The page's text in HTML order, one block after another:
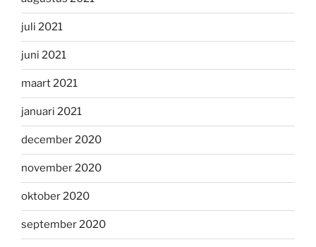
juli 2021
juni 2021
maart 2021
januari 2021
december 2020
november 2020
oktober 2020
september 2020